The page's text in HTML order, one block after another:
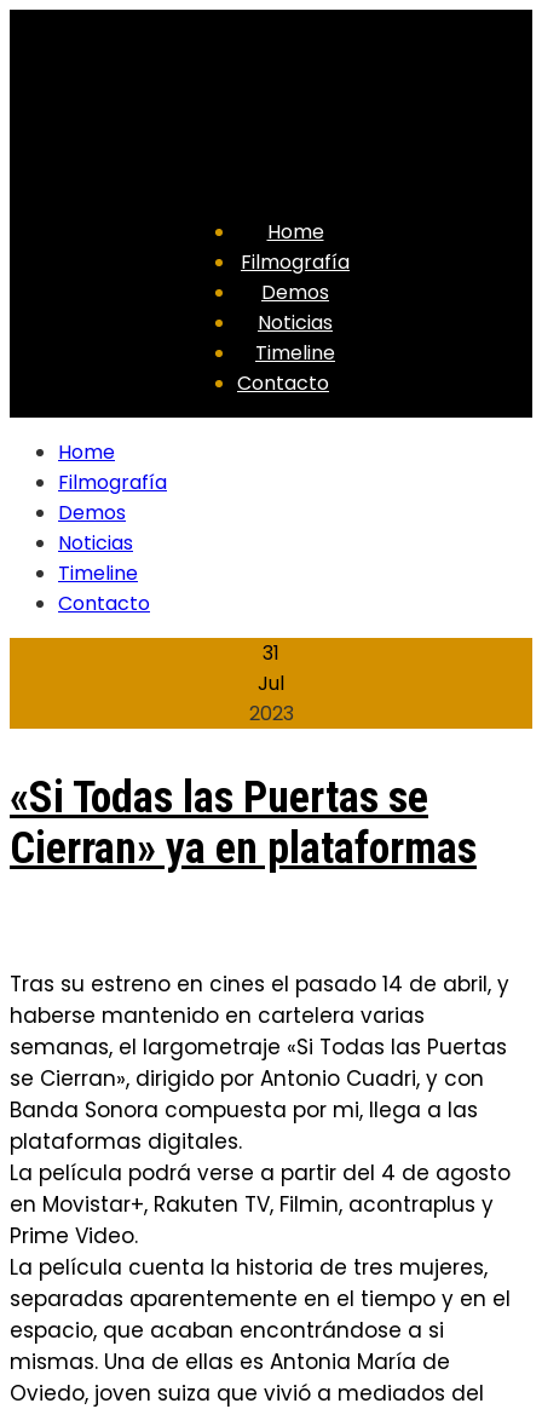
Home
Filmografía
Demos
Noticias
Timeline
Contacto
Home
Filmografía
Demos
Noticias
Timeline
Contacto
31
Jul
2023
«Si Todas las Puertas se
Cierran» ya en plataformas
Tras su estreno en cines el pasado 14 de abril, y
haberse mantenido en cartelera varias
semanas, el largometraje «Si Todas las Puertas
se Cierran», dirigido por Antonio Cuadri, y con
Banda Sonora compuesta por mi, llega a las
plataformas digitales.
La película podrá verse a partir del 4 de agosto
en Movistar+, Rakuten TV, Filmin, acontraplus y
Prime Video.
La película cuenta la historia de tres mujeres,
separadas aparentemente en el tiempo y en el
espacio, que acaban encontrándose a si
mismas. Una de ellas es Antonia María de
Oviedo, joven suiza que vivió a mediados del